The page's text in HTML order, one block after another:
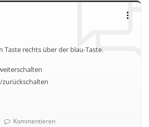
Taste rechts über der blau-Taste.
Kommentieren